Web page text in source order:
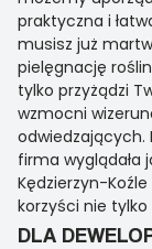
praktyczna i
musisz już
pielęgnację
tylko przyżądzi
wzmocni
odwiedzających.
firma wyglądała
Kędzierzyn-
korzyści nie
DLA